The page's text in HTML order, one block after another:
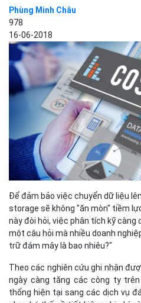
Phùng Minh Châu
978
16-06-2018
Để đảm bảo việc chuyển dữ liệu
storage sẽ không "ăn mòn" tiềm
này đòi hỏi, việc phân tích kỹ càng
một câu hỏi mà nhiều doanh
trữ đám mây là bao nhiêu?"
Theo các nghiên cứu ghi nhận
ngày càng tăng các công ty
thống hiện tại sang các dịch vụ